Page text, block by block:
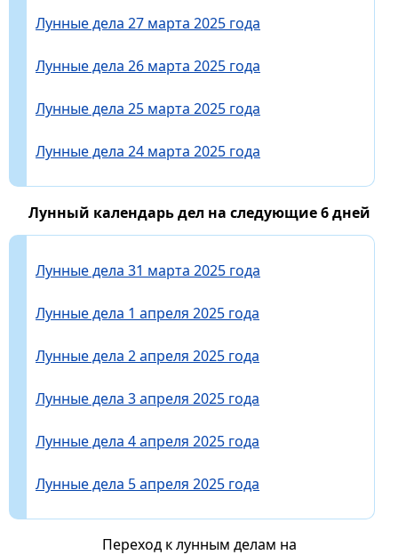
Лунные дела 27 марта 2025 года
Лунные дела 26 марта 2025 года
Лунные дела 25 марта 2025 года
Лунные дела 24 марта 2025 года
Лунный календарь дел на следующие 6 дней
Лунные дела 31 марта 2025 года
Лунные дела 1 апреля 2025 года
Лунные дела 2 апреля 2025 года
Лунные дела 3 апреля 2025 года
Лунные дела 4 апреля 2025 года
Лунные дела 5 апреля 2025 года
Переход к лунным делам на